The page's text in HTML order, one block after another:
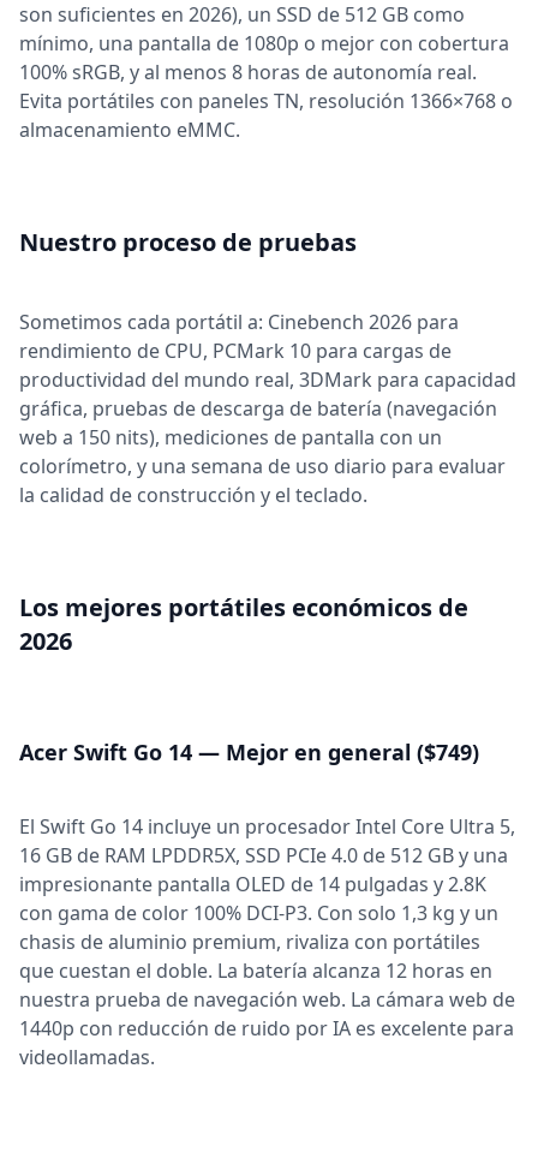
son suficientes en 2026), un SSD de 512 GB como
mínimo, una pantalla de 1080p o mejor con cobertura
100% sRGB, y al menos 8 horas de autonomía real.
Evita portátiles con paneles TN, resolución 1366×768 o
almacenamiento eMMC.
Nuestro proceso de pruebas
Sometimos cada portátil a: Cinebench 2026 para
rendimiento de CPU, PCMark 10 para cargas de
productividad del mundo real, 3DMark para capacidad
gráfica, pruebas de descarga de batería (navegación
web a 150 nits), mediciones de pantalla con un
colorímetro, y una semana de uso diario para evaluar
la calidad de construcción y el teclado.
Los mejores portátiles económicos de
2026
Acer Swift Go 14 — Mejor en general ($749)
El Swift Go 14 incluye un procesador Intel Core Ultra 5,
16 GB de RAM LPDDR5X, SSD PCIe 4.0 de 512 GB y una
impresionante pantalla OLED de 14 pulgadas y 2.8K
con gama de color 100% DCI-P3. Con solo 1,3 kg y un
chasis de aluminio premium, rivaliza con portátiles
que cuestan el doble. La batería alcanza 12 horas en
nuestra prueba de navegación web. La cámara web de
1440p con reducción de ruido por IA es excelente para
videollamadas.